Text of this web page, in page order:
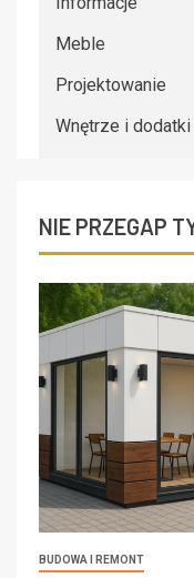
Meble
Projektowanie
Wnętrze i dodatki
NIE PRZEGAP
BUDOWA I REMONT